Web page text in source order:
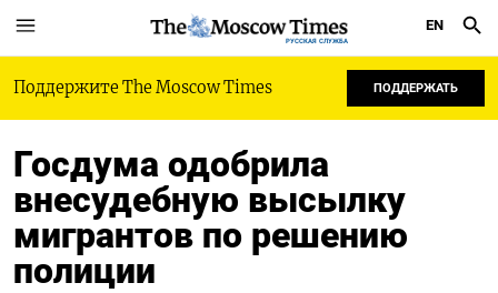
РУССКАЯ СЛУЖБА
EN
Поддержите The Moscow Times ПОДДЕРЖАТЬ
Госдума одобрила
внесудебную высылку
мигрантов по решению
полиции